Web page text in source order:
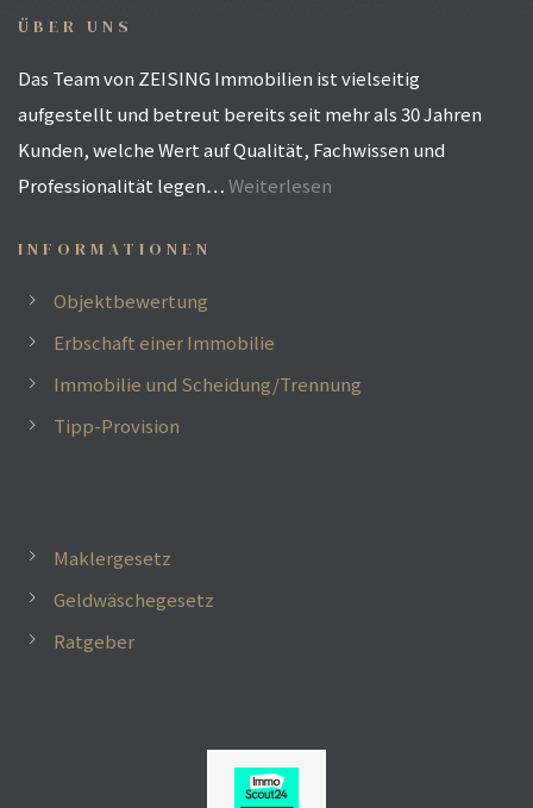
ÜBER UNS
Das Team von ZEISING Immobilien ist vielseitig
aufgestellt und betreut bereits seit mehr als 30 Jahren
Kunden, welche Wert auf Qualität, Fachwissen und
Professionalität legen…Weiterlesen
INFORMATIONEN
Objektbewertung
Erbschaft einer Immobilie
Immobilie und Scheidung/Trennung
Tipp-Provision
Maklergesetz
Geldwäschegesetz
Ratgeber